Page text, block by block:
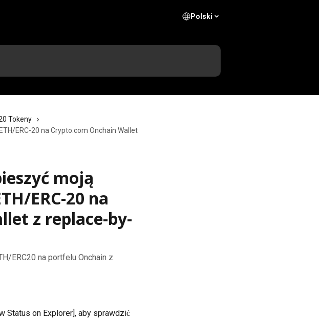
Polski
Tokeny
ERC-20 na Crypto.com Onchain Wallet
moją
ERC-20 na
z replace-by-
ERC20 na portfelu Onchain z
Status on Explorer], aby sprawdzić